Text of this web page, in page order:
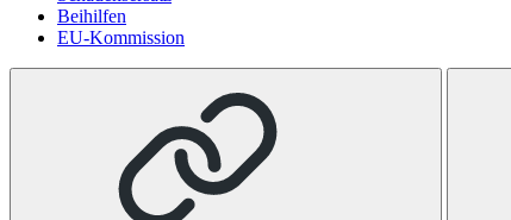
Beihilfen
EU-Kommission